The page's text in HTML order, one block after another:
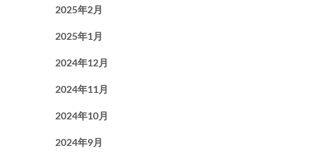
2025年2月
2025年1月
2024年12月
2024年11月
2024年10月
2024年9月